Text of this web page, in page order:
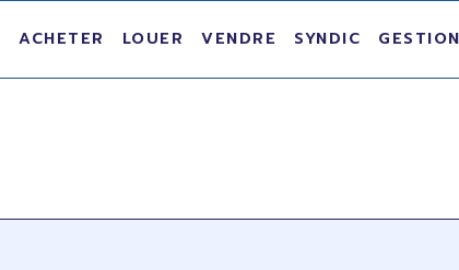
ACHETER LOUER VENDRE SYNDIC